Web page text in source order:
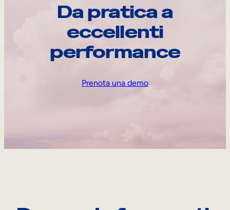
Da pratica a
eccellenti
performance
Prenota una demo